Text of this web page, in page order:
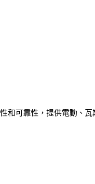
和可靠性，提供電動、